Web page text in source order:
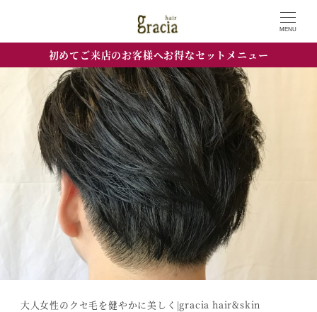
MENU
初めてご来店のお客様へお得なセットメニュー
大人女性のクセ毛を健やかに美しく|gracia hair&skin